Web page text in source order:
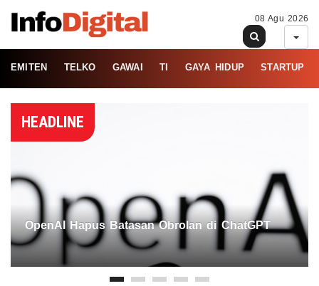
08 Agu 2026
EMITEN TELKO GAWAI TI GAYA HIDUP STARTUP
HEADLINE
OpenAI Hapus Batasan Obrolan di ChatGPT